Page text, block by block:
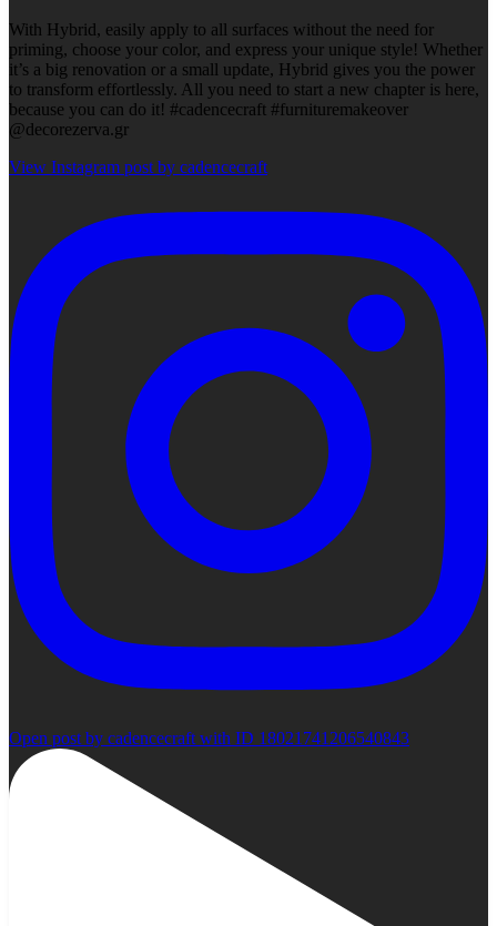
With Hybrid, easily apply to all surfaces without the need for
priming, choose your color, and express your unique style! Whether
it’s a big renovation or a small update, Hybrid gives you the power
to transform effortlessly. All you need to start a new chapter is here,
because you can do it! #cadencecraft #furnituremakeover
@decorezerva.gr
View Instagram post by cadencecraft
Open post by cadencecraft with ID 18021741206540843